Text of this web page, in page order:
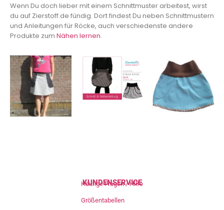
Wenn Du doch lieber mit einem Schnittmuster arbeitest, wirst
du auf Zierstoff.de fündig. Dort findest Du neben Schnittmustern
und Anleitungen für Röcke, auch verschiedenste andere
Produkte zum Nähen lernen.
KUNDENSERVICE
Häufige Fragen / Hilfe
Größentabellen